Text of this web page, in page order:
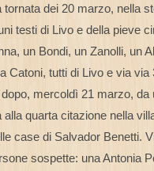
tornata dei 20 marzo, nella
testi di Livo e della pieve
un Bondi, un Zanolli, un
Catoni, tutti di Livo e via via
mercoldì 21 marzo, da
quarta citazione nella
case di Salvador Benetti.
sospette: una Antonia